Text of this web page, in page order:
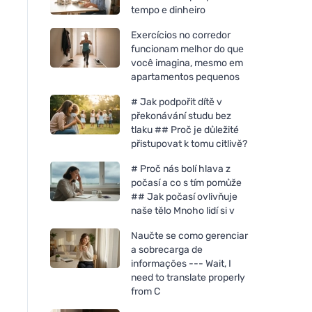
tempo e dinheiro
Exercícios no corredor
funcionam melhor do que
você imagina, mesmo em
apartamentos pequenos
# Jak podpořit dítě v
překonávání studu bez
tlaku ## Proč je důležité
přistupovat k tomu citlivě?
# Proč nás bolí hlava z
počasí a co s tím pomůže
## Jak počasí ovlivňuje
naše tělo Mnoho lidí si v
Naučte se como gerenciar
a sobrecarga de
informações --- Wait, I
need to translate properly
from C